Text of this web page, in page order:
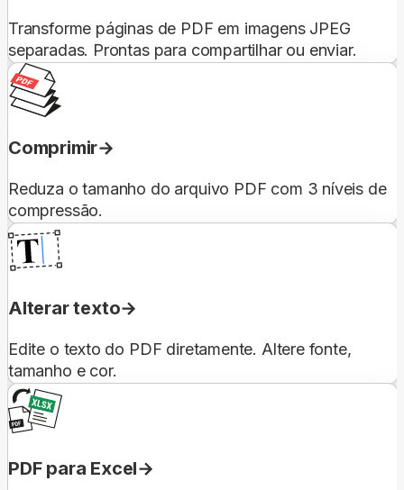
Transforme páginas de PDF em imagens JPEG
separadas. Prontas para compartilhar ou enviar.
Comprimir
Reduza o tamanho do arquivo PDF com 3 níveis de
compressão.
Alterar texto
Edite o texto do PDF diretamente. Altere fonte,
tamanho e cor.
PDF para Excel